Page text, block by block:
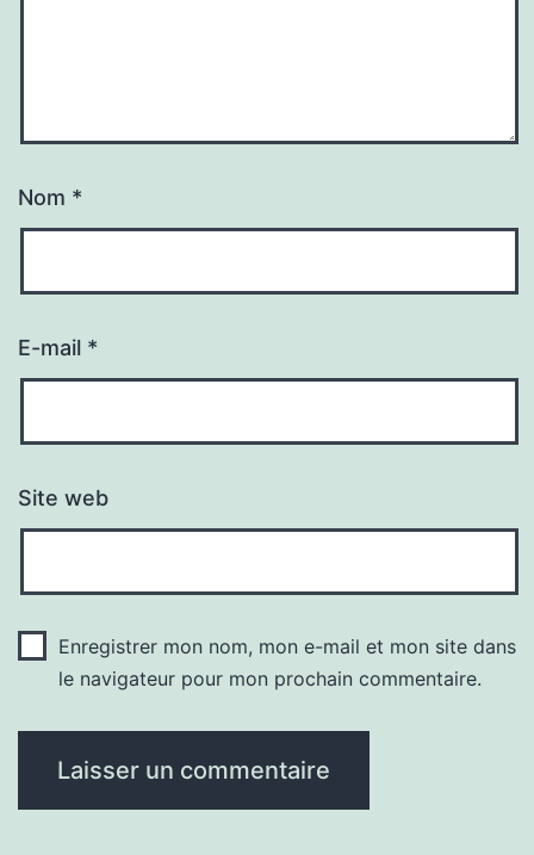
Nom *
E-mail *
Site web
Enregistrer mon nom, mon e-mail et mon site dans
le navigateur pour mon prochain commentaire.